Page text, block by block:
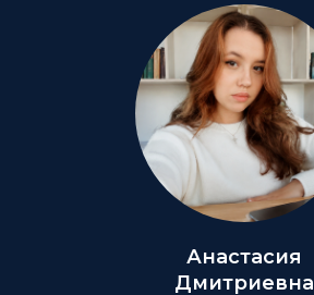
Анастасия
Дмитриевна